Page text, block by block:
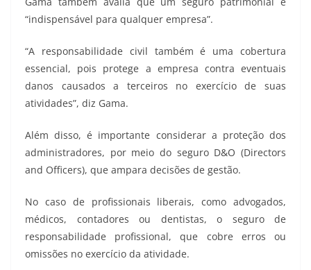
“indispensável para qualquer empresa”.
“A responsabilidade civil também é uma cobertura
essencial, pois protege a empresa contra eventuais
danos causados a terceiros no exercício de suas
atividades”, diz Gama.
Além disso, é importante considerar a proteção dos
administradores, por meio do seguro D&O (Directors
and Officers), que ampara decisões de gestão.
No caso de profissionais liberais, como advogados,
médicos, contadores ou dentistas, o seguro de
responsabilidade profissional, que cobre erros ou
omissões no exercício da atividade.